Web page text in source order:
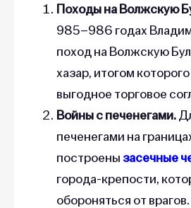
Походы на Волжскую
985–986 годах
поход на Волжскую
хазар, итогом
выгодное торговое
Войны с печенегами.
печенегами на
построенызасечные
города-крепости,
обороняться от